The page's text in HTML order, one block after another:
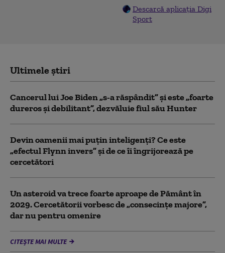
Descarcă aplicația Digi
Sport
Ultimele știri
Cancerul lui Joe Biden „s-a răspândit” şi este „foarte
dureros și debilitant”, dezvăluie fiul său Hunter
Devin oamenii mai puțin inteligenți? Ce este
„efectul Flynn invers” și de ce îi îngrijorează pe
cercetători
Un asteroid va trece foarte aproape de Pământ în
2029. Cercetătorii vorbesc de „consecințe majore”,
dar nu pentru omenire
CITEȘTE MAI MULTE